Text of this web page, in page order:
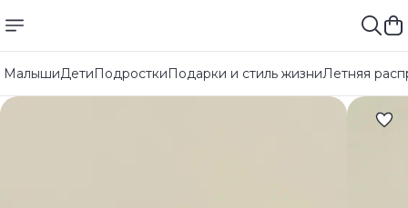
МалышиДетиПодросткиПодарки и стиль жизниЛетняя